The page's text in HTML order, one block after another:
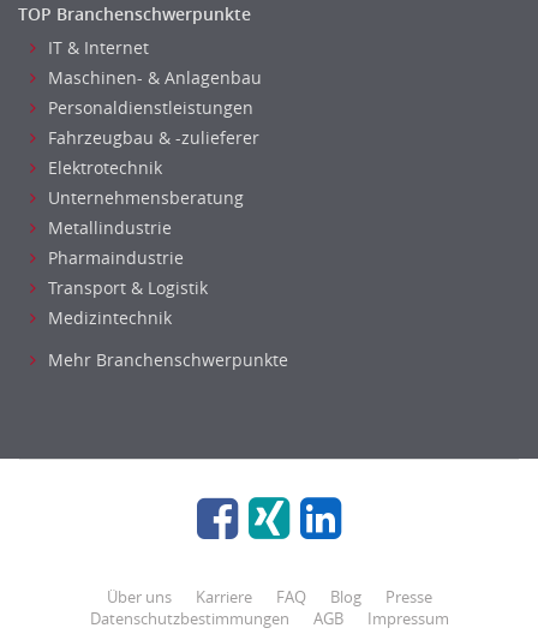
TOP Branchenschwerpunkte
IT & Internet
Maschinen- & Anlagenbau
Personaldienstleistungen
Fahrzeugbau & -zulieferer
Elektrotechnik
Unternehmensberatung
Metallindustrie
Pharmaindustrie
Transport & Logistik
Medizintechnik
Mehr Branchenschwerpunkte
Über uns Karriere FAQ Blog
Presse
Datenschutzbestimmungen
AGB Impressum